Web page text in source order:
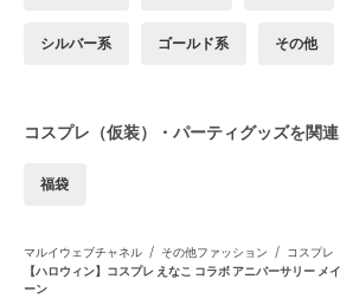
シルバー系 ゴールド系 その他
コスプレ（仮装）・パーティグッズを関
福袋
マルイウェブチャネル / その他ファッション / コスプレ
【ハロウィン】コスプレ えなこ コラボ アニバーサリー メ
ーン